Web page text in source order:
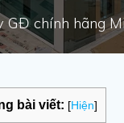
GĐ chính hãng
bài viết: [Hiện]